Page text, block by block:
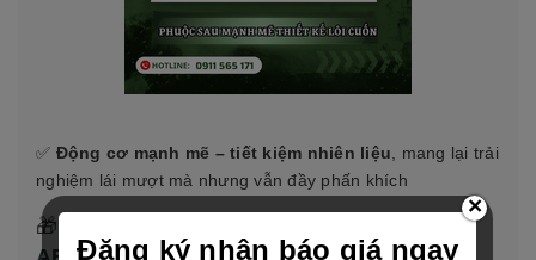
✅ Động cơ mạnh mẽ – tiết kiệm nhiên liệu , mang lại trải
nghiệm lái mượt mà nhưng vẫn đầy phấn khích
🎁
Đăng ký nhận báo giá ngay
×